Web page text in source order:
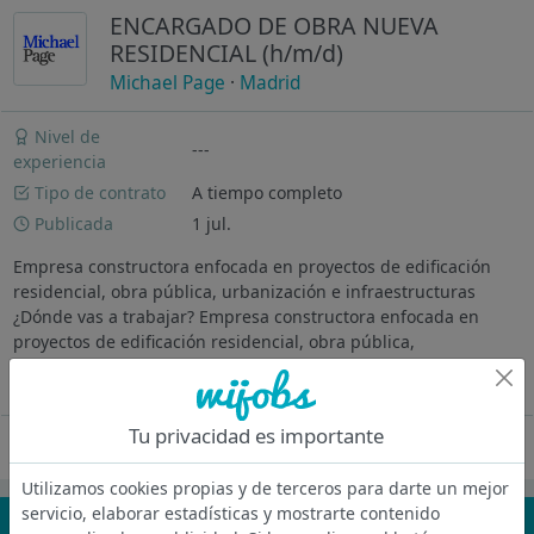
ENCARGADO DE OBRA NUEVA
RESIDENCIAL (h/m/d)
Michael Page · Madrid
Nivel de
experiencia
---
Tipo de contrato
A tiempo completo
Publicada
1 jul.
Empresa constructora enfocada en proyectos de edificación
residencial, obra pública, urbanización e infraestructuras
¿Dónde vas a trabajar? Empresa constructora enfocada en
proyectos de edificación residencial, obra pública,
urbanización e...
Oferta desactivada
Tu privacidad es importante
Utilizamos cookies propias y de terceros para darte un mejor
servicio, elaborar estadísticas y mostrarte contenido